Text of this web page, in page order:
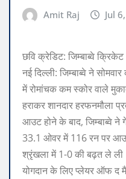
Amit Raj Jul
छवि क्रेडिट: जिम्बाब्वे क्रिकेट
नई दिल्ली: जिम्बाब्वे ने
में रोमांचक कम स्कोर वाले
हराकर शानदार हरफनमौला
आउट होने के बाद, जिम्बाब्वे ने
33.1 ओवर में 116 रन पर
श्रृंखला में 1-0 की बढ़त ले
योगदान के लिए प्लेयर ऑफ द